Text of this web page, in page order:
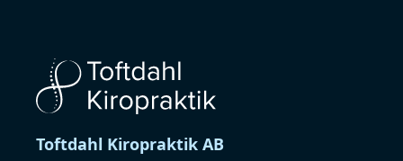
Toftdahl Kiropraktik AB